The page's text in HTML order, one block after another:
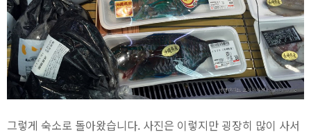
그렇게 숙소로 돌아왔습니다. 사진은 이렇지만 굉장히 많이 사서